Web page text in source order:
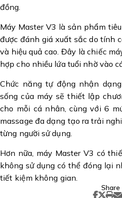
đồng.
Máy Master V3 là sản phẩm
được đánh giá xuất sắc do tính
và hiệu quả cao. Đây là chiếc
hợp cho nhiều lứa tuổi nhờ vào
Chức năng tự động nhận
sống của máy sẽ thiết lập
cho mỗi cá nhân, cùng với 6
massage đa dạng tạo ra trải
từng người sử dụng.
Hơn nữa, máy Master V3 có
không sử dụng có thể đóng lại
tiết kiệm không gian.
Share